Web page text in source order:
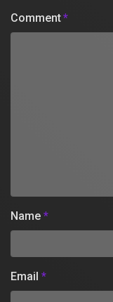
Comment*
Name *
Email *